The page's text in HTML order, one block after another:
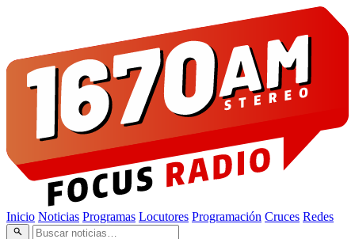
Inicio Noticias Programas Locutores Programación Cruces Redes